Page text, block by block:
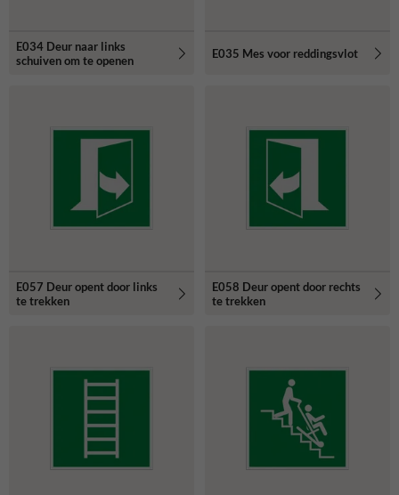
E034 Deur naar links
schuiven om te openen
E035 Mes voor reddingsvlot
E057 Deur opent door links
te trekken
E058 Deur opent door rechts
te trekken